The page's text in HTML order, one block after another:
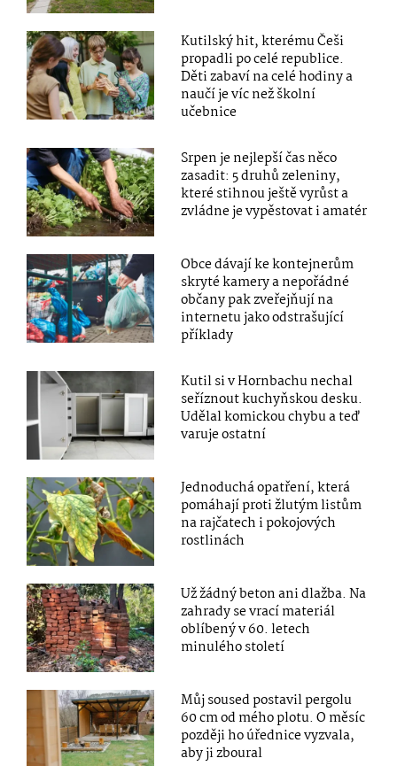
Kutilský hit, kterému Češi
propadli po celé republice.
Děti zabaví na celé hodiny a
naučí je víc než školní
učebnice
Srpen je nejlepší čas něco
zasadit: 5 druhů zeleniny,
které stihnou ještě vyrůst a
zvládne je vypěstovat i amatér
Obce dávají ke kontejnerům
skryté kamery a nepořádné
občany pak zveřejňují na
internetu jako odstrašující
příklady
Kutil si v Hornbachu nechal
seříznout kuchyňskou desku.
Udělal komickou chybu a teď
varuje ostatní
Jednoduchá opatření, která
pomáhají proti žlutým listům
na rajčatech i pokojových
rostlinách
Už žádný beton ani dlažba. Na
zahrady se vrací materiál
oblíbený v 60. letech
minulého století
Můj soused postavil pergolu
60 cm od mého plotu. O měsíc
později ho úřednice vyzvala,
aby ji zboural